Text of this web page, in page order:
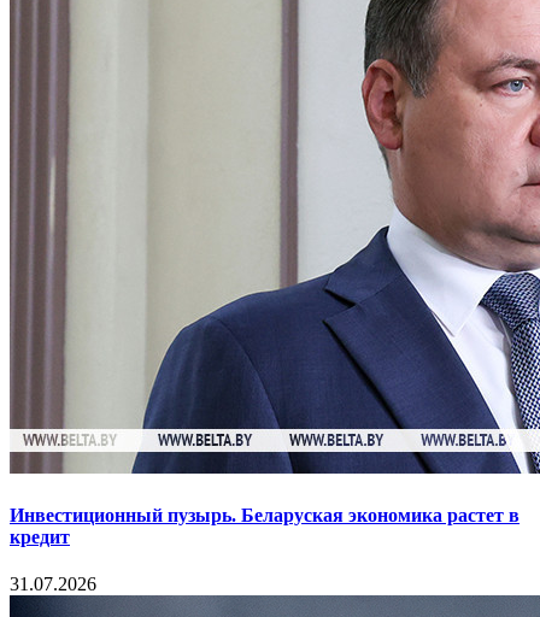
Инвестиционный пузырь. Беларуская экономика растет в
кредит
31.07.2026